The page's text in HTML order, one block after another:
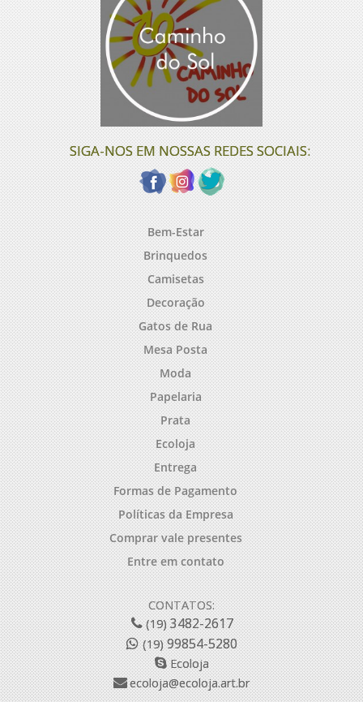
SIGA-NOS EM NOSSAS REDES SOCIAIS:
Bem-Estar
Brinquedos
Camisetas
Decoração
Gatos de Rua
Mesa Posta
Moda
Papelaria
Prata
Ecoloja
Entrega
Formas de Pagamento
Políticas da Empresa
Comprar vale presentes
Entre em contato
CONTATOS:
(19)3482-2617
(19)99854-5280
Ecoloja
ecoloja@ecoloja.art.br